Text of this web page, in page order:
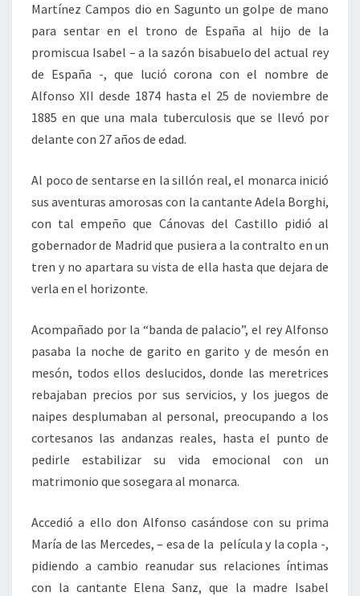
Martínez Campos dio en Sagunto un golpe de mano
para sentar en el trono de España al hijo de la
promiscua Isabel – a la sazón bisabuelo del actual rey
de España -, que lució corona con el nombre de
Alfonso XII desde 1874 hasta el 25 de noviembre de
1885 en que una mala tuberculosis que se llevó por
delante con 27 años de edad.
Al poco de sentarse en la sillón real, el monarca inició
sus aventuras amorosas con la cantante Adela Borghi,
con tal empeño que Cánovas del Castillo pidió al
gobernador de Madrid que pusiera a la contralto en un
tren y no apartara su vista de ella hasta que dejara de
verla en el horizonte.
Acompañado por la “banda de palacio”, el rey Alfonso
pasaba la noche de garito en garito y de mesón en
mesón, todos ellos deslucidos, donde las meretrices
rebajaban precios por sus servicios, y los juegos de
naipes desplumaban al personal, preocupando a los
cortesanos las andanzas reales, hasta el punto de
pedirle estabilizar su vida emocional con un
matrimonio que sosegara al monarca.
Accedió a ello don Alfonso casándose con su prima
María de las Mercedes, – esa de la película y la copla -,
pidiendo a cambio reanudar sus relaciones íntimas
con la cantante Elena Sanz, que la madre Isabel